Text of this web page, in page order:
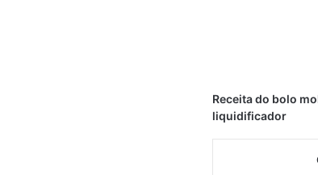
Receita do bolo
liquidificador